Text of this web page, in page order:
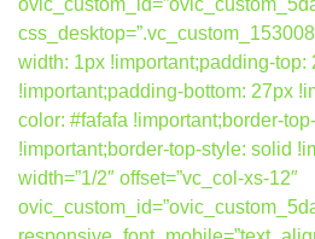
width: 1px !important;padding-top:
!important;padding-bottom: 27px
color: #fafafa !important;border-
!important;border-top-style: solid
width=”1/2″ offset=”vc_col-xs-12″